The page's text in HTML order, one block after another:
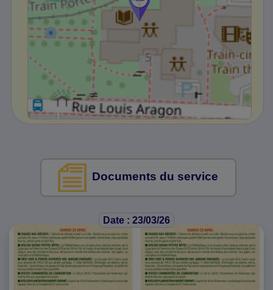
Documents du service
Date : 23/03/26